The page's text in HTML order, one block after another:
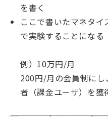
を書く
ここで書いたマネタ
で実験することになる
例）10万円/月
200円/月の会員制に
者（課金ユーザ）を獲